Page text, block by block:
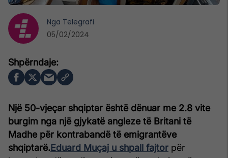
Një 50-vjeçar shqiptar është dënuar me 2.8 vite
burgim nga një gjykatë angleze të Britani të
Madhe për kontrabandë të emigrantëve
shqiptarë.Eduard Muçaj u shpall fajtor për
Nga Telegrafi
05/02/2024